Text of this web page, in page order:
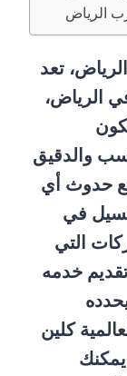
الرياض
تعد
الرياض،
والدقيق
حدوث أي
في
التي
خدمه
كلين